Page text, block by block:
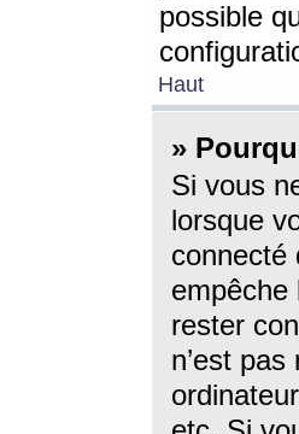
possible
Haut
»
Si vous
lorsque
connecté
empêche
rester
n’est